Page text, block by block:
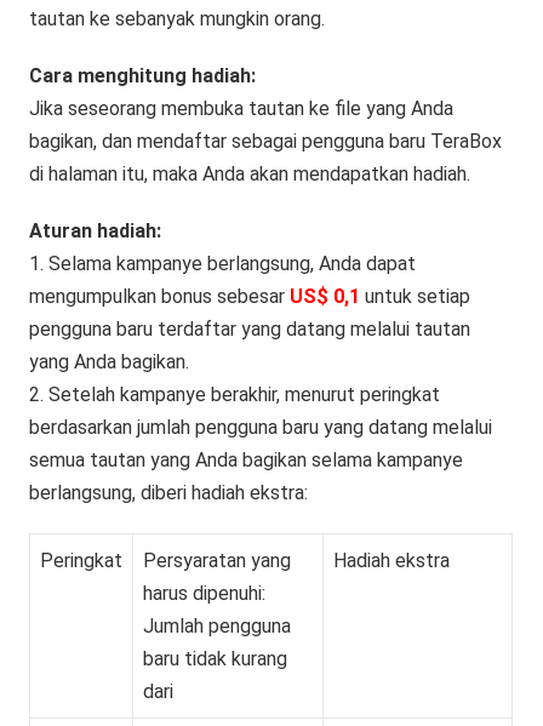
tautan ke sebanyak mungkin orang.
Cara menghitung hadiah:
Jika seseorang membuka tautan ke file yang Anda
bagikan, dan mendaftar sebagai pengguna baru TeraBox
di halaman itu, maka Anda akan mendapatkan hadiah.
Aturan hadiah:
1. Selama kampanye berlangsung, Anda dapat
mengumpulkan bonus sebesar US$ 0,1 untuk setiap
pengguna baru terdaftar yang datang melalui tautan
yang Anda bagikan.
2. Setelah kampanye berakhir, menurut peringkat
berdasarkan jumlah pengguna baru yang datang melalui
semua tautan yang Anda bagikan selama kampanye
berlangsung, diberi hadiah ekstra:
Peringkat
Persyaratan yang
harus dipenuhi:
Jumlah pengguna
baru tidak kurang
dari
Hadiah ekstra